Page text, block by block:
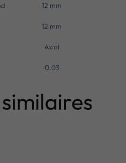
12 mm
12 mm
Axial
0.03